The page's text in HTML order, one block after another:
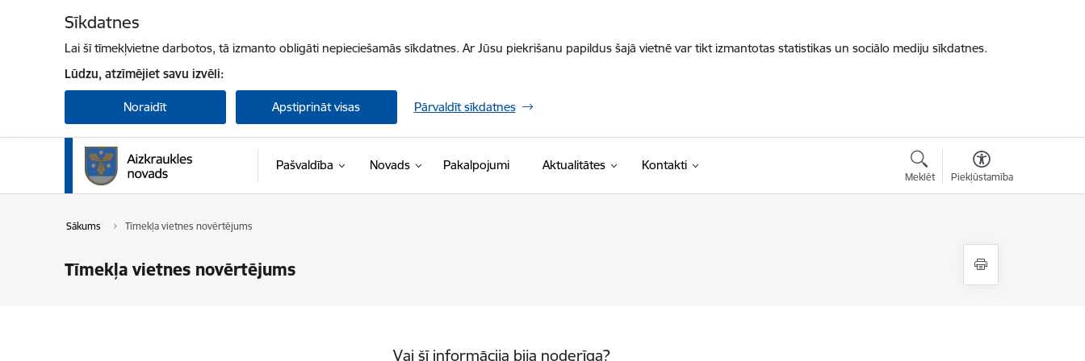
Sīkdatnes
Lai šī tīmekļvietne darbotos, tā izmanto obligāti nepieciešamās sīkdatnes. Ar Jūsu piekrišanu papildus šajā vietnē var tikt izmantotas statistikas un sociālo mediju sīkdatnes.
Lūdzu, atzīmējiet savu izvēli:
Noraidīt Apstiprināt visas Pārvaldīt sīkdatnes
Pašvaldība Novads Pakalpojumi Aktualitātes Kontakti
Meklēt Piekļūstamība
Sākums Tīmekļa vietnes novērtējums
Tīmekļa vietnes novērtējums
Vai šī informācija bija noderīga?